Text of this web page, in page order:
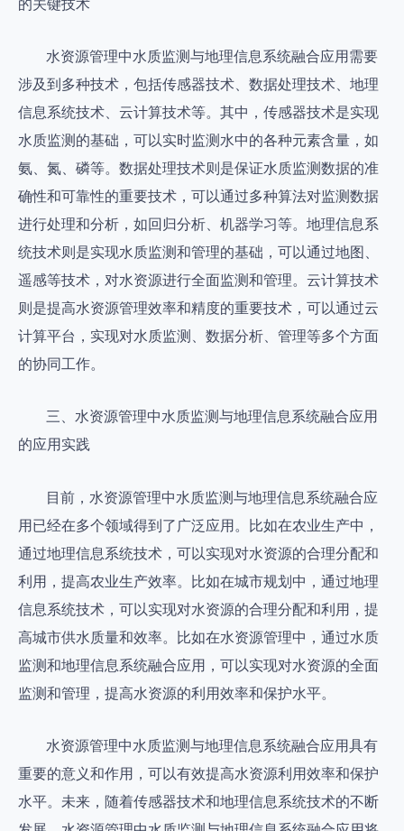
的关键技术
水资源管理中水质监测与地理信息系统融合应用需要
涉及到多种技术，包括传感器技术、数据处理技术、地理
信息系统技术、云计算技术等。其中，传感器技术是实现
水质监测的基础，可以实时监测水中的各种元素含量，如
氨、氮、磷等。数据处理技术则是保证水质监测数据的准
确性和可靠性的重要技术，可以通过多种算法对监测数据
进行处理和分析，如回归分析、机器学习等。地理信息系
统技术则是实现水质监测和管理的基础，可以通过地图、
遥感等技术，对水资源进行全面监测和管理。云计算技术
则是提高水资源管理效率和精度的重要技术，可以通过云
计算平台，实现对水质监测、数据分析、管理等多个方面
的协同工作。
三、水资源管理中水质监测与地理信息系统融合应用
的应用实践
目前，水资源管理中水质监测与地理信息系统融合应
用已经在多个领域得到了广泛应用。比如在农业生产中，
通过地理信息系统技术，可以实现对水资源的合理分配和
利用，提高农业生产效率。比如在城市规划中，通过地理
信息系统技术，可以实现对水资源的合理分配和利用，提
高城市供水质量和效率。比如在水资源管理中，通过水质
监测和地理信息系统融合应用，可以实现对水资源的全面
监测和管理，提高水资源的利用效率和保护水平。
水资源管理中水质监测与地理信息系统融合应用具有
重要的意义和作用，可以有效提高水资源利用效率和保护
水平。未来，随着传感器技术和地理信息系统技术的不断